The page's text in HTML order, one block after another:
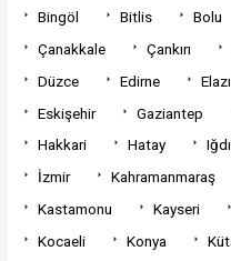
Bingöl
Bitlis Bolu
Çanakkale
Çankırı
Düzce
Edirne
Eskişehir
Gaziantep
Hakkari
Hatay
İzmir
Kahramanmaraş
Kastamonu
Kayseri
Kocaeli
Konya